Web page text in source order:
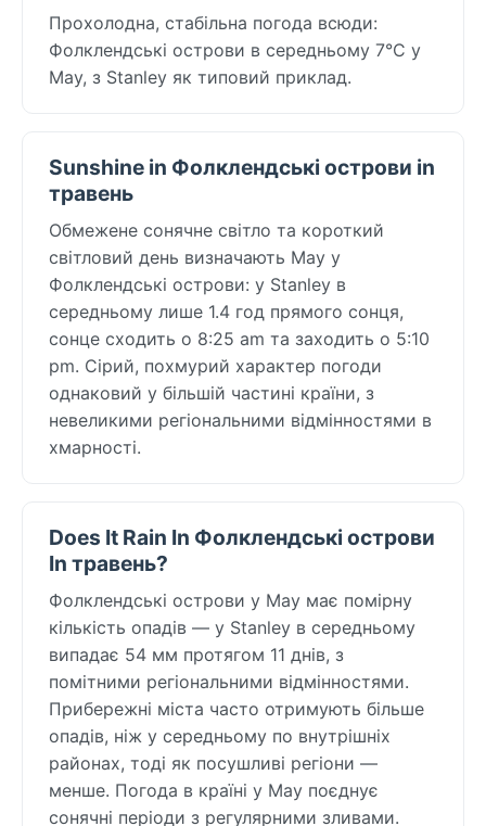
Прохолодна, стабільна погода всюди:
Фолклендські острови в середньому 7°C у
May, з Stanley як типовий приклад.
Sunshine in Фолклендські острови in
травень
Обмежене сонячне світло та короткий
світловий день визначають May у
Фолклендські острови: у Stanley в
середньому лише 1.4 год прямого сонця,
сонце сходить о 8:25 am та заходить о 5:10
pm. Сірий, похмурий характер погоди
однаковий у більшій частині країни, з
невеликими регіональними відмінностями в
хмарності.
Does It Rain In Фолклендські острови
In травень?
Фолклендські острови у May має помірну
кількість опадів — у Stanley в середньому
випадає 54 мм протягом 11 днів, з
помітними регіональними відмінностями.
Прибережні міста часто отримують більше
опадів, ніж у середньому по внутрішніх
районах, тоді як посушливі регіони —
менше. Погода в країні у May поєднує
сонячні періоди з регулярними зливами.